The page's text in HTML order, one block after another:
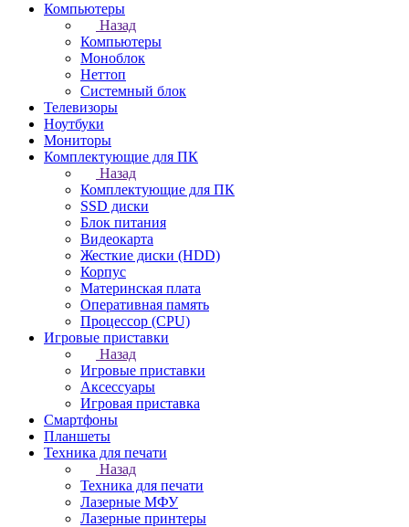
Компьютеры
Назад
Компьютеры
Моноблок
Неттоп
Системный блок
Телевизоры
Ноутбуки
Мониторы
Комплектующие для ПК
Назад
Комплектующие для ПК
SSD диски
Блок питания
Видеокарта
Жесткие диски (HDD)
Корпус
Материнская плата
Оперативная память
Процессор (CPU)
Игровые приставки
Назад
Игровые приставки
Аксессуары
Игровая приставка
Смартфоны
Планшеты
Техника для печати
Назад
Техника для печати
Лазерные МФУ
Лазерные принтеры